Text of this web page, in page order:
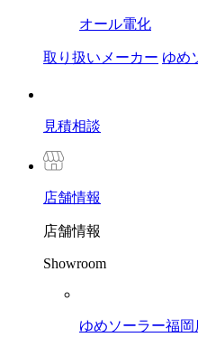
オール電化
取り扱いメーカー ゆめ
見積相談
店舗情報
店舗情報
Showroom
ゆめソーラー福岡